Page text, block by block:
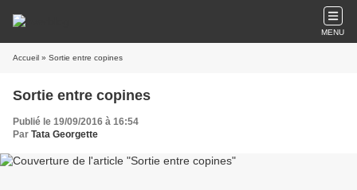
MENU
Accueil » Sortie entre copines
Sortie entre copines
Publié le 19/09/2016 à 16:54
Par Tata Georgette